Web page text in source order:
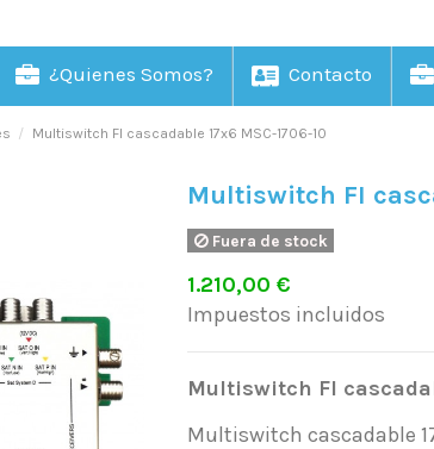
¿Quienes Somos? Contacto
Multiswitch FI cascadable 17x6 MSC-1706-10
Multiswitch FI
Fuera de stock
1.210,00 €
Impuestos incluidos
Multiswitch FI
Multiswitch cascadable